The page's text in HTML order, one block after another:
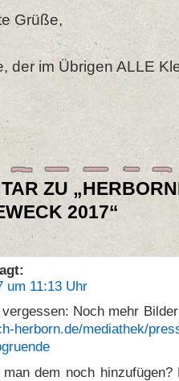
Grüße,
der im Übrigen ALLE
ZU
2017“
um 11:13 Uhr
Noch mehr
herborn.de/mediathek/
dem noch